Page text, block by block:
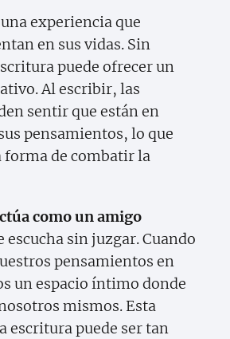
experiencia que
en sus vidas. Sin
puede ofrecer un
Al escribir, las
sentir que están en
pensamientos, lo que
forma de combatir la
como un amigo
escucha sin juzgar. Cuando
pensamientos en
un espacio íntimo donde
mismos. Esta
escritura puede ser tan